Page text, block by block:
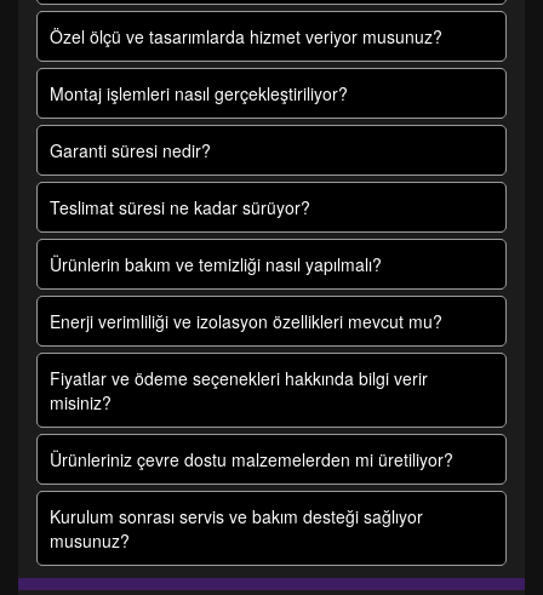
Özel ölçü ve tasarımlarda hizmet veriyor musunuz?
Montaj işlemleri nasıl gerçekleştiriliyor?
Garanti süresi nedir?
Teslimat süresi ne kadar sürüyor?
Ürünlerin bakım ve temizliği nasıl yapılmalı?
Enerji verimliliği ve izolasyon özellikleri mevcut mu?
Fiyatlar ve ödeme seçenekleri hakkında bilgi verir
misiniz?
Ürünleriniz çevre dostu malzemelerden mi üretiliyor?
Kurulum sonrası servis ve bakım desteği sağlıyor
musunuz?